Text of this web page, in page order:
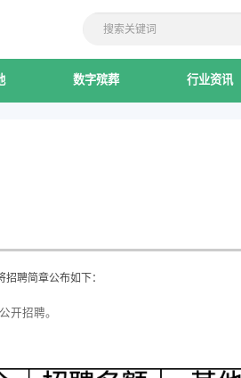
数字殡葬 行业资讯
聘简章公布如下：
开招聘。